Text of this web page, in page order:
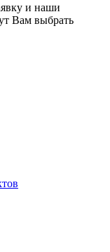
и наши
Вам выбрать